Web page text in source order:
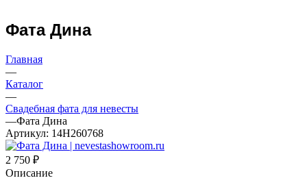
Фата Дина
Главная
—
Каталог
—
Свадебная фата для невесты
—Фата Дина
Артикул: 14Н260768
2 750 ₽
Описание